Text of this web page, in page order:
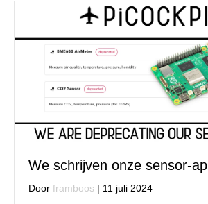
We schrijven onze sensor-
Door framboos | 11 juli 2024